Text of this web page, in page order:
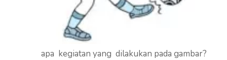
apa kegiatan yang dilakukan pada gambar?